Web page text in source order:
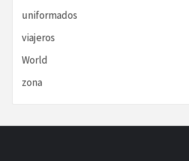
uniformados
viajeros
World
zona